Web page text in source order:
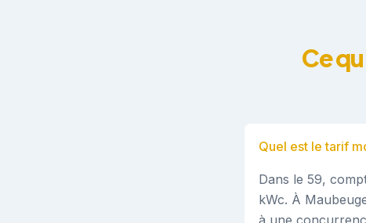
Ce
Quel est le tarif
Dans le 59,
kWc. À
à une